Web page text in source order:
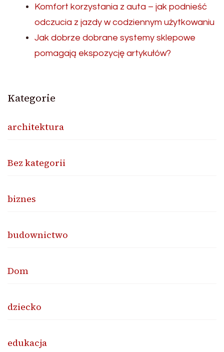
Komfort korzystania z auta – jak podnieść
odczucia z jazdy w codziennym użytkowaniu
Jak dobrze dobrane systemy sklepowe
pomagają ekspozycję artykułów?
Kategorie
architektura
Bez kategorii
biznes
budownictwo
Dom
dziecko
edukacja